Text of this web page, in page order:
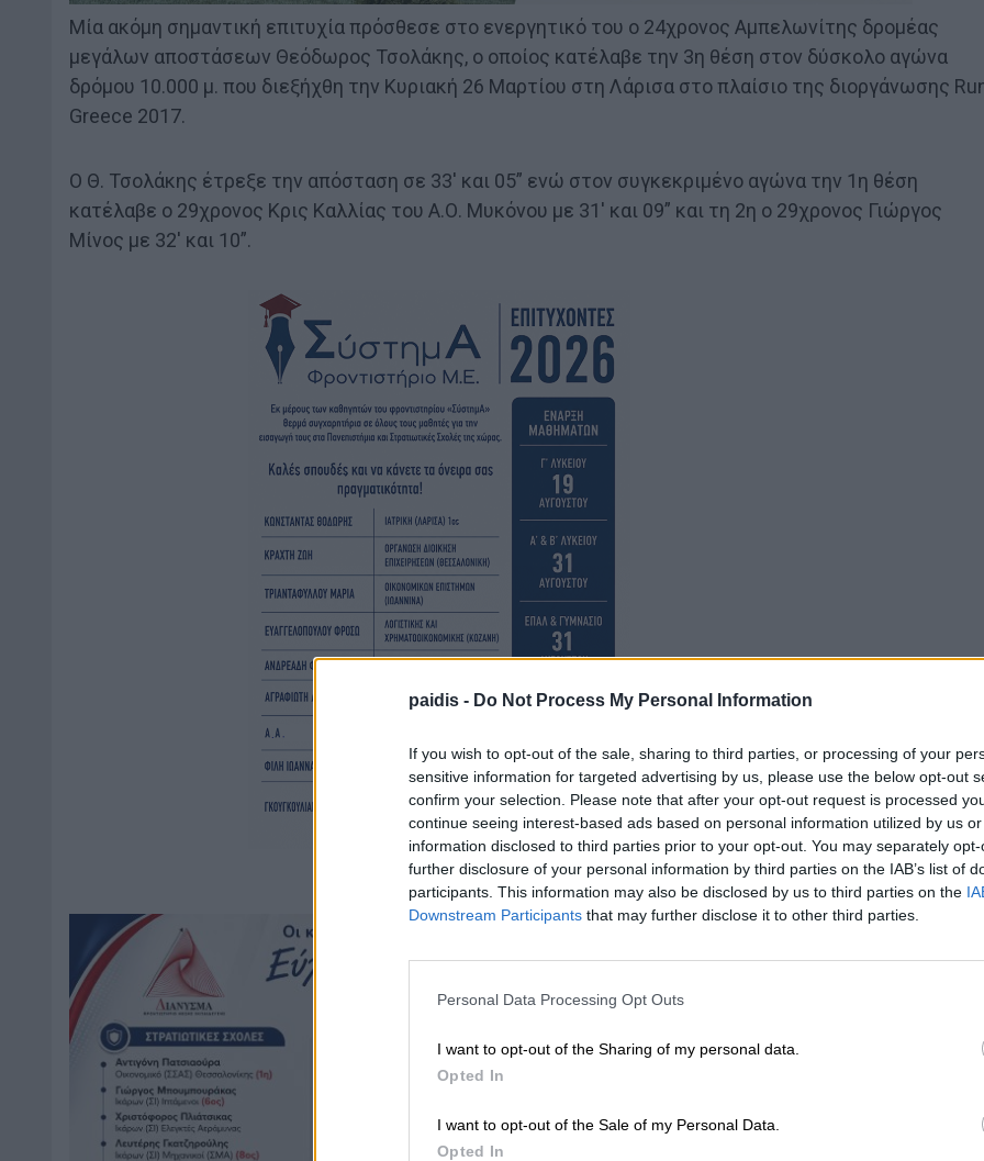
paidis - Do Not Process My Personal Information
If you wish to opt-out of the sale, sharing to third parties, or processing of your
sensitive information for targeted advertising by us, please use the below opt-out
confirm your selection. Please note that after your opt-out request is processed
continue seeing interest-based ads based on personal information utilized by us
information disclosed to third parties prior to your opt-out. You may separately
further disclosure of your personal information by third parties on the IAB’s list of
participants. This information may also be disclosed by us to third parties on the
Downstream Participants that may further disclose it to other third parties.
Personal Data Processing Opt Outs
I want to opt-out of the Sharing of my personal data.
Opted In
I want to opt-out of the Sale of my Personal Data.
Opted In
Μία ακόμη σημαντική επιτυχία πρόσθεσε στο ενεργητικό του ο 24χρονος Αμπελωνίτης δρομέας
μεγάλων αποστάσεων Θεόδωρος Τσολάκης, ο οποίος κατέλαβε την 3η θέση στον δύσκολο αγώνα
δρόμου 10.000 μ. που διεξήχθη την Κυριακή 26 Μαρτίου στη Λάρισα στο πλαίσιο της διοργάνωσης
Greece 2017.
Ο Θ. Τσολάκης έτρεξε την απόσταση σε 33′ και 05” ενώ στον συγκεκριμένο αγώνα την 1η θέση
κατέλαβε ο 29χρονος Κρις Καλλίας του Α.Ο. Μυκόνου με 31′ και 09” και τη 2η ο 29χρονος Γιώργος
Μίνος με 32′ και 10”.